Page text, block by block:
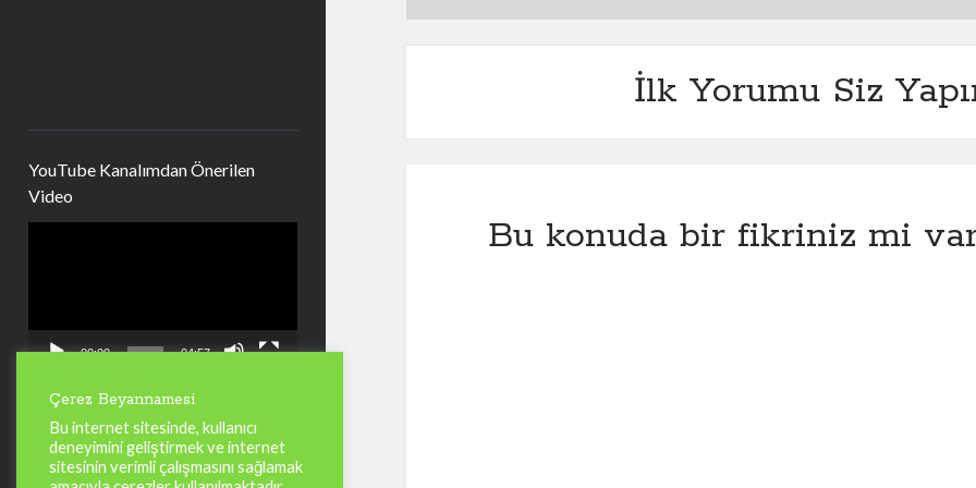
YouTube Kanalımdan Önerilen
Video
00:00 04:57
Kategoriler
Kategoriler
İlk Yorumu Siz
Bu konuda bir fikriniz mi
Çerez Beyannamesi
Bu internet sitesinde, kullanıcı
deneyimini geliştirmek ve internet
sitesinin verimli çalışmasını sağlamak